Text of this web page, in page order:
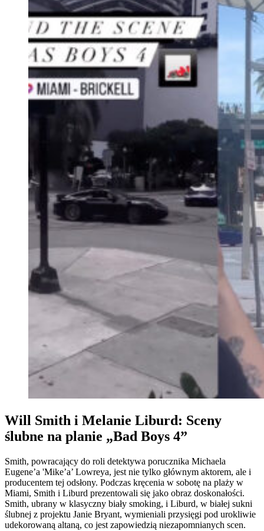
Will Smith i Melanie Liburd: Sceny
ślubne na planie „Bad Boys 4”
Smith, powracający do roli detektywa porucznika Michaela
Eugene’a 'Mike’a’ Lowreya, jest nie tylko głównym aktorem, ale i
producentem tej odsłony. Podczas kręcenia w sobotę na plaży w
Miami, Smith i Liburd prezentowali się jako obraz doskonałości.
Smith, ubrany w klasyczny biały smoking, i Liburd, w białej sukni
ślubnej z projektu Janie Bryant, wymieniali przysięgi pod urokliwie
udekorowaną altaną, co jest zapowiedzią niezapomnianych scen.